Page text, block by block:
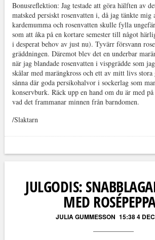
Bonusreflektion: Jag testade att göra hälften av
matsked persiskt rosenvatten i, då jag tänkte
kardemumma och rosenvatten skulle fylla
som att åka på en kortare semester till något
i desperat behov av just nu). Tyvärr försvann
gräddningen. Däremot blev det en underbar
när jag blandade rosenvatten i vispgrädde som
skålar med marängkross och ett av mitt livs stora
sånna där goda persikohalvor i sockerlag som
konservburk. Räck upp en hand om du är med
vad det frammanar minnen från barndomen.
/Slaktarn
JULGODIS:
MED
JULIA GUMMESSON 15:38 4